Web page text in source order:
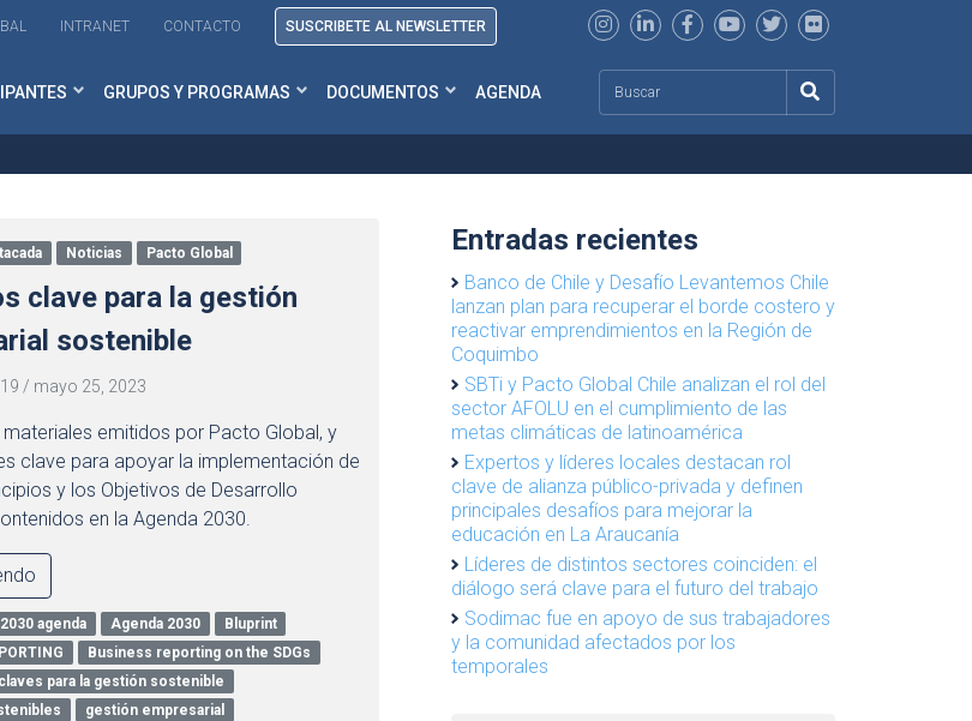
INTRANET CONTACTO SUSCRIBETE AL NEWSLETTER
GRUPOS Y PROGRAMAS DOCUMENTOS AGENDA
Noticias Pacto Global
clave para la gestión
sostenible
/ mayo 25, 2023
emitidos por Pacto Global, y
clave para apoyar la implementación de
y los Objetivos de Desarrollo
en la Agenda 2030.
2030 agenda Agenda 2030
Bluprint
Business reporting on the SDGs
para la gestión sostenible
gestión empresarial
Entradas recientes
Banco de Chile y Desafío Levantemos Chile
lanzan plan para recuperar el borde costero y
reactivar emprendimientos en la Región de
Coquimbo
SBTi y Pacto Global Chile analizan el rol del
sector AFOLU en el cumplimiento de las
metas climáticas de latinoamérica
Expertos y líderes locales destacan rol
clave de alianza público-privada y definen
principales desafíos para mejorar la
educación en La Araucanía
Líderes de distintos sectores coinciden: el
diálogo será clave para el futuro del trabajo
Sodimac fue en apoyo de sus trabajadores
y la comunidad afectados por los
temporales